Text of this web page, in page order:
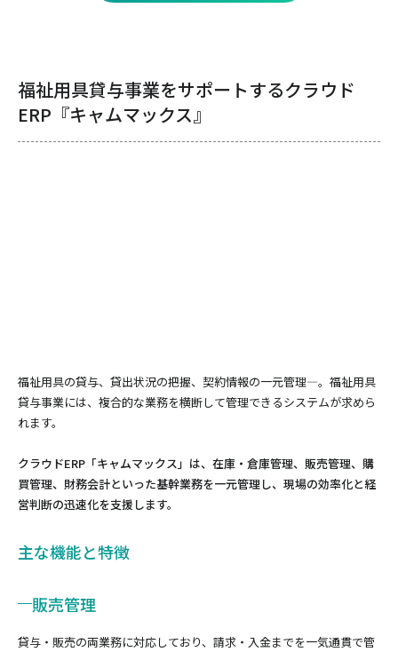
福祉用具貸与事業をサポートするクラウド
ERP『キャムマックス』
福祉用具の貸与、貸出状況の把握、契約情報の一元管理―。福祉用具
貸与事業には、複合的な業務を横断して管理できるシステムが求めら
れます。
クラウドERP「キャムマックス」は、在庫・倉庫管理、販売管理、購
買管理、財務会計といった基幹業務を一元管理し、現場の効率化と経
営判断の迅速化を支援します。
主な機能と特徴
販売管理
貸与・販売の両業務に対応しており、請求・入金までを一気通貫で管